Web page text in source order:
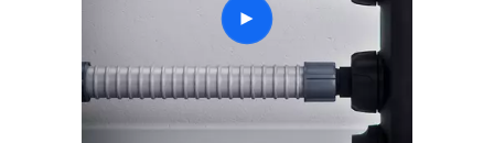
play
button